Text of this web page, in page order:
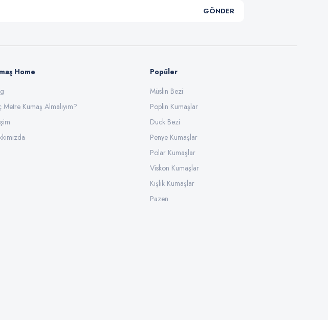
GÖNDER
Home
Metre Kumaş Almalıyım?
Popüler
Müslin Bezi
Poplin Kumaşlar
Duck Bezi
Penye Kumaşlar
Polar Kumaşlar
Viskon Kumaşlar
Kışlık Kumaşlar
Pazen